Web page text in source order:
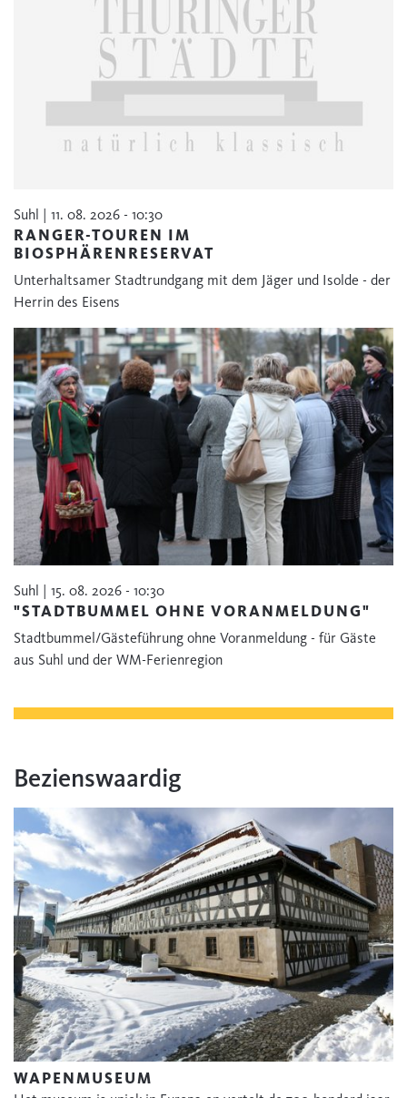
Suhl | 11. 08. 2026 - 10:30
RANGER-TOUREN IM
BIOSPHÄRENRESERVAT
Unterhaltsamer Stadtrundgang mit dem Jäger und Isolde - der
Herrin des Eisens
Suhl | 15. 08. 2026 - 10:30
"STADTBUMMEL OHNE VORANMELDUNG"
Stadtbummel/Gästeführung ohne Voranmeldung - für Gäste
aus Suhl und der WM-Ferienregion
Bezienswaardig
WAPENMUSEUM